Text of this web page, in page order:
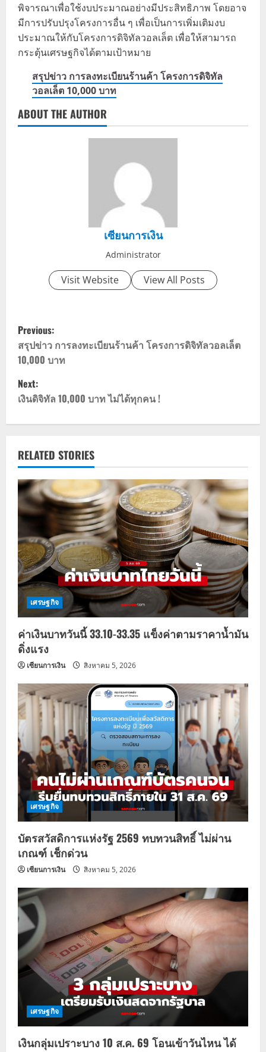
พิจารณาเพื่อใช้งบประมาณอย่างมีประสิทธิภาพ โดยอาจ
มีการปรับปรุงโครงการอื่น ๆ เพื่อเป็นการเพิ่มเติมงบ
ประมาณให้กับโครงการดิจิทัลวอลเล็ต เพื่อให้สามารถ
กระตุ้นเศรษฐกิจได้ตามเป้าหมาย
สรุปข่าว การลงทะเบียนร้านค้า โครงการดิจิทัล
วอลเล็ต 10,000 บาท
ABOUT THE AUTHOR
เซียนการเงิน
Administrator
Visit Website View All Posts
P
o
s
t
n
a
v
i
g
a
t
i
o
n
Previous:
สรุปข่าว การลงทะเบียนร้านค้า โครงการดิจิทัลวอลเล็ต
10,000 บาท
Next:
เงินดิจิทัล 10,000 บาท ไม่ได้ทุกคน !
RELATED STORIES
เศรษฐกิจ
ค่าเงินบาทวันนี้ 33.10-33.35 แข็งค่าตามราคาน้ำมัน
ดิ่งแรง
เซียนการเงิน สิงหาคม 5, 2026
เศรษฐกิจ
บัตรสวัสดิการแห่งรัฐ 2569 ทบทวนสิทธิ์ ไม่ผ่าน
เกณฑ์ เช็กด่วน
เซียนการเงิน สิงหาคม 5, 2026
เศรษฐกิจ
เงินกลุ่มเปราะบาง 10 ส.ค. 69 โอนเข้าวันไหน ได้